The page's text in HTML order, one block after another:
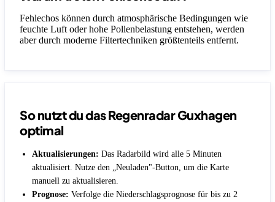
Fehlechos können durch atmosphärische Bedingungen wie
feuchte Luft oder hohe Pollenbelastung entstehen, werden
aber durch moderne Filtertechniken größtenteils entfernt.
So nutzt du das Regenradar Guxhagen
optimal
Aktualisierungen: Das Radarbild wird alle 5 Minuten
aktualisiert. Nutze den „Neuladen"-Button, um die Karte
manuell zu aktualisieren.
Prognose: Verfolge die Niederschlagsprognose für bis zu 2